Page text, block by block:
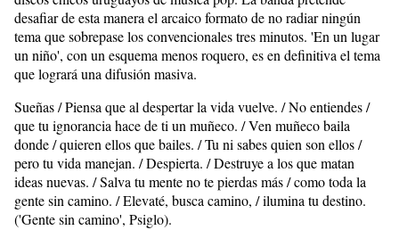
desafiar de esta manera el arcaico formato de no radiar ningún
tema que sobrepase los convencionales tres minutos. 'En un lugar
un niño', con un esquema menos roquero, es en definitiva el tema
que logrará una difusión masiva.
Sueñas / Piensa que al despertar la vida vuelve. / No entiendes /
que tu ignorancia hace de ti un muñeco. / Ven muñeco baila
donde / quieren ellos que bailes. / Tu ni sabes quien son ellos /
pero tu vida manejan. / Despierta. / Destruye a los que matan
ideas nuevas. / Salva tu mente no te pierdas más / como toda la
gente sin camino. / Elevaté, busca camino, / ilumina tu destino.
('Gente sin camino', Psiglo).